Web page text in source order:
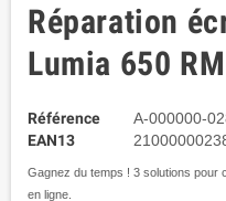
Réparation
Lumia 650
Référence
A-000000-
EAN13
Gagnez du temps ! 3 solutions pour
en ligne.